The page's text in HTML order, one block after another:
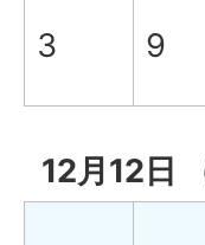
3 9
12月12日